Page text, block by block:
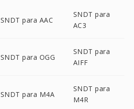
SNDT para AAC
SNDT para
AC3
SNDT para OGG
SNDT para
AIFF
SNDT para M4A
SNDT para
M4R